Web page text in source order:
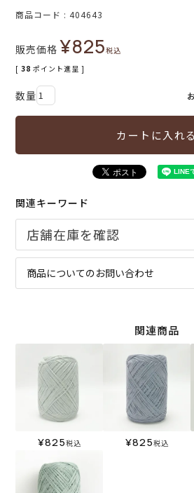
商品コード 404643
販売価格 ¥825税込
[ 38 ポイント進呈 ]
カートに入れる
関連キーワード
商品についてのお問い合わせ
関連商品
¥825税込 ¥825税込